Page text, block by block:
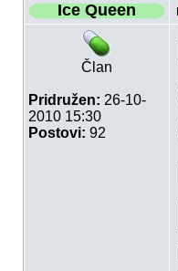
Ice Queen
Član
Pridružen: 26-10-
2010 15:30
Postovi: 92